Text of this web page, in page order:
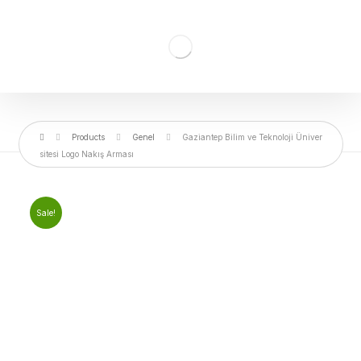
Products Genel
Gaziantep Bilim ve Teknoloji Üniver
sitesi Logo Nakış Arması
Sale!